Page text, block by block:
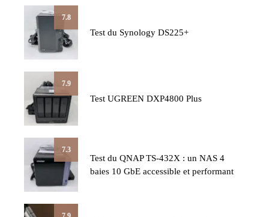
7.8
Test du Synology DS225+
7.9
Test UGREEN DXP4800 Plus
7.3
Test du QNAP TS-432X : un NAS 4
baies 10 GbE accessible et performant